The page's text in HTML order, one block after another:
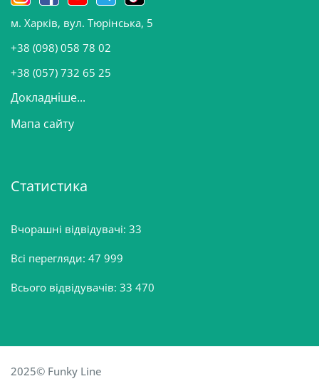
о
в
и
м. Харків, вул. Тюрінська, 5
+38 (098) 058 78 02
+38 (057) 732 65 25
Докладніше...
Мапа сайту
Статистика
Вчорашні відвідувачі: 33
Всі перегляди: 47 999
Всього відвідувачів: 33 470
2025© Funky Line